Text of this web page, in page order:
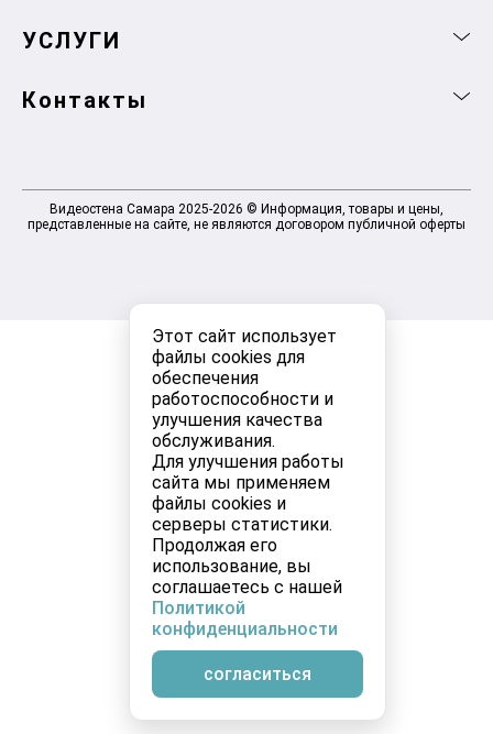
Этот сайт использует
файлы cookies для
обеспечения
работоспособности и
улучшения качества
обслуживания.
Для улучшения работы
сайта мы применяем
файлы cookies и
серверы статистики.
Продолжая его
использование, вы
соглашаетесь с нашей
Политикой
конфиденциальности
согласиться
УСЛУГИ
Контакты
Видеостена Самара 2025-2026 © Информация, товары и цены,
представленные на сайте, не являются договором публичной оферты